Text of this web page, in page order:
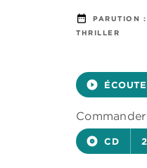
date_range PARUTION :
THRILLER
play_circle_filled
album CD